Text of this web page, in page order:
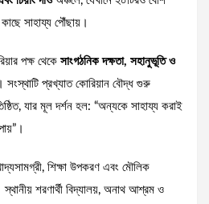
কাছে সাহায্য পৌঁছায়।
পক্ষ থেকে সাংগঠনিক দক্ষতা, সহানুভূতি ও
সংস্থাটি প্রখ্যাত কোরিয়ান বৌদ্ধ গুরু
যার মূল দর্শন হল: “অন্যকে সাহায্য করাই
শিক্ষা উপকরণ এবং মৌলিক
স্থানীয় শরণার্থী বিদ্যালয়, অনাথ আশ্রম ও